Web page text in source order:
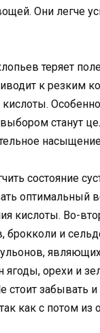
Они легче
теряет
к резким
станут
состояние
оптимальный
кислоты. Во-
и
орехи и
забывать
как с потом